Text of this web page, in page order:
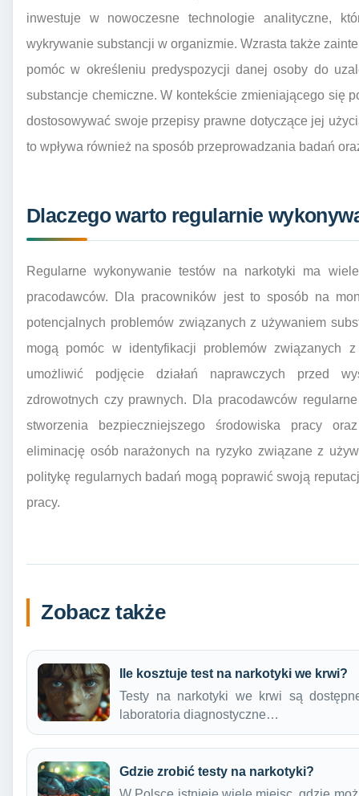
inwestuje w nowoczesne technologie analityczne,
wykrywanie substancji w organizmie. Wzrasta także
pomóc w określeniu predyspozycji danej osoby do
substancje chemiczne. W kontekście zmieniającego się
dostosowywać swoje przepisy prawne dotyczące jej
to wpływa również na sposób przeprowadzania badań
Dlaczego warto regularnie
Regularne wykonywanie testów na narkotyki ma
pracodawców. Dla pracowników jest to sposób na
potencjalnych problemów związanych z używaniem
mogą pomóc w identyfikacji problemów związanych
umożliwić podjęcie działań naprawczych przed
zdrowotnych czy prawnych. Dla pracodawców
stworzenia bezpieczniejszego środowiska pracy
eliminację osób narażonych na ryzyko związane z
politykę regularnych badań mogą poprawić swoją
pracy.
Zobacz także
Ile kosztuje test na narkotyki we krwi?
Testy na narkotyki we krwi są
laboratoria diagnostyczne…
Gdzie zrobić testy na narkotyki?